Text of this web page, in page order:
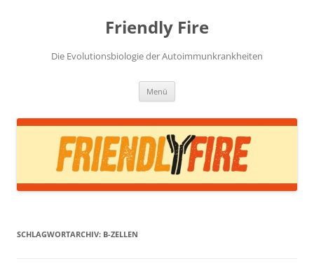
Friendly Fire
Die Evolutionsbiologie der Autoimmunkrankheiten
Menü
SCHLAGWORTARCHIV: B-ZELLEN